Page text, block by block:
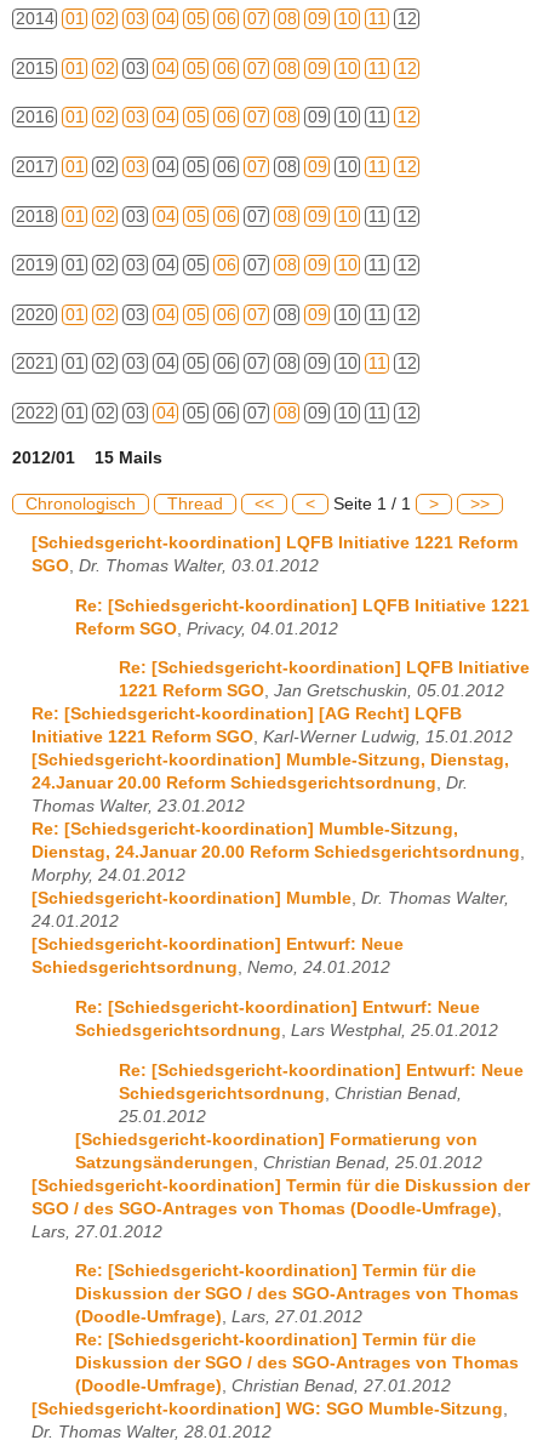
2014 01 02 03 04 05 06 07 08 09 10 11 12
2015 01 02 03 04 05 06 07 08 09 10 11 12
2016 01 02 03 04 05 06 07 08 09 10 11 12
2017 01 02 03 04 05 06 07 08 09 10 11 12
2018 01 02 03 04 05 06 07 08 09 10 11 12
2019 01 02 03 04 05 06 07 08 09 10 11 12
2020 01 02 03 04 05 06 07 08 09 10 11 12
2021 01 02 03 04 05 06 07 08 09 10 11 12
2022 01 02 03 04 05 06 07 08 09 10 11 12
2012/01 15 Mails
Chronologisch Thread << < Seite 1 / 1 > >>
[Schiedsgericht-koordination] LQFB Initiative 1221 Reform
SGO, Dr. Thomas Walter, 03.01.2012
Re: [Schiedsgericht-koordination] LQFB Initiative 1221
Reform SGO Privacy, 04.01.2012
Re: [Schiedsgericht-koordination] LQFB Initiative
1221 Reform SGO, Jan Gretschuskin, 05.01.2012
Re: [Schiedsgericht-koordination] [AG Recht] LQFB
Initiative 1221 Reform SGO, Karl-Werner Ludwig, 15.01.2012
[Schiedsgericht-koordination] Mumble-Sitzung, Dienstag,
24.Januar 20.00 Reform Schiedsgerichtsordnung, Dr.
Thomas Walter, 23.01.2012
Re: [Schiedsgericht-koordination] Mumble-Sitzung,
Dienstag, 24.Januar 20.00 Reform Schiedsgerichtsordnung,
Morphy, 24.01.2012
[Schiedsgericht-koordination] Mumble, Dr. Thomas Walter,
24.01.2012
[Schiedsgericht-koordination] Entwurf: Neue
Schiedsgerichtsordnung, Nemo, 24.01.2012
Re: [Schiedsgericht-koordination] Entwurf: Neue
Schiedsgerichtsordnung Lars Westphal, 25.01.2012
Re: [Schiedsgericht-koordination] Entwurf: Neue
Schiedsgerichtsordnung Christian Benad,
25.01.2012
[Schiedsgericht-koordination] Formatierung von
Satzungsänderungen Christian Benad, 25.01.2012
[Schiedsgericht-koordination] Termin für die Diskussion der
SGO / des SGO-Antrages von Thomas (Doodle-Umfrage)
Lars, 27.01.2012
Re: [Schiedsgericht-koordination] Termin für die
Diskussion der SGO / des SGO-Antrages von Thomas
(Doodle-Umfrage), Lars, 27.01.2012
Re: [Schiedsgericht-koordination] Termin für die
Diskussion der SGO / des SGO-Antrages von Thomas
(Doodle-Umfrage), Christian Benad, 27.01.2012
[Schiedsgericht-koordination] WG: SGO Mumble-Sitzung,
Dr. Thomas Walter, 28.01.2012